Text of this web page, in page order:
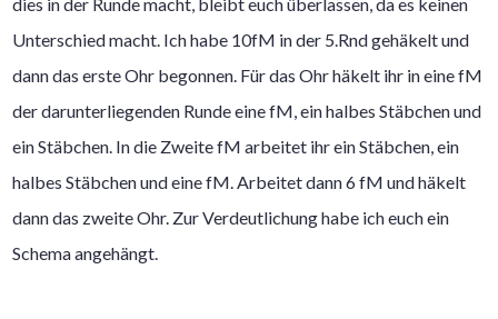
Unterschied macht. Ich habe 10fM in der 5.Rnd gehäkelt und
dann das erste Ohr begonnen. Für das Ohr häkelt ihr in eine fM
der darunterliegenden Runde eine fM, ein halbes Stäbchen und
ein Stäbchen. In die Zweite fM arbeitet ihr ein Stäbchen, ein
halbes Stäbchen und eine fM. Arbeitet dann 6 fM und häkelt
dann das zweite Ohr. Zur Verdeutlichung habe ich euch ein
Schema angehängt.